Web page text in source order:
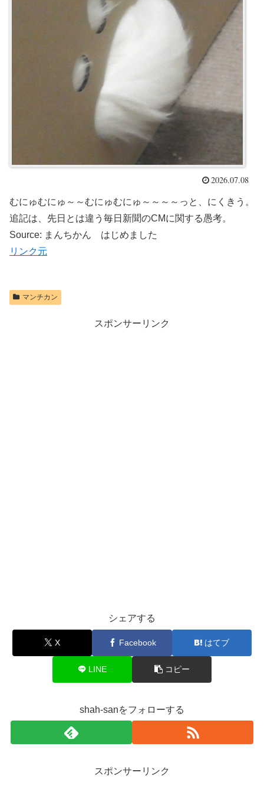
2026.07.08
むにゅむにゅ～～むにゅむにゅ～～～～っと、にくきう。
追記は、先日とは違う毎日新聞のCMに関する愚考。
Source: まんちかん はじめました
リンク元
マンチカン
スポンサーリンク
シェアする
X Facebook はてブ
LINE コピー
shah-sanをフォローする
スポンサーリンク